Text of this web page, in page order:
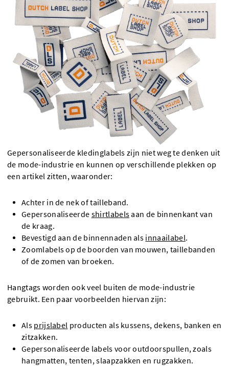
Gepersonaliseerde kledinglabels zijn niet weg te denken uit
de mode-industrie en kunnen op verschillende plekken op
een artikel zitten, waaronder:
Achter in de nek of tailleband.
Gepersonaliseerde shirtlabelsaan de binnenkant van
de kraag.
Bevestigd aan de binnennaden als innaailabel.
Zoomlabels op de boorden van mouwen, taillebanden
of de zomen van broeken.
Hangtags worden ook veel buiten de mode-industrie
gebruikt. Een paar voorbeelden hiervan zijn:
Als prijslabel producten als kussens, dekens, banken en
zitzakken.
Gepersonaliseerde labels voor outdoorspullen, zoals
hangmatten, tenten, slaapzakken en rugzakken.